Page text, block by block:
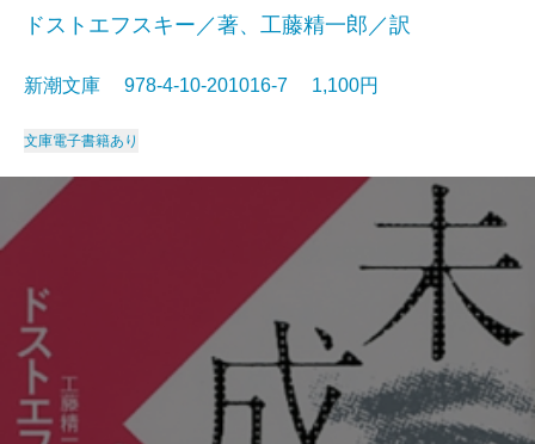
ドストエフスキー／著、工藤精一郎／訳
新潮文庫 978-4-10-201016-7 1,100円
文庫電子書籍あり